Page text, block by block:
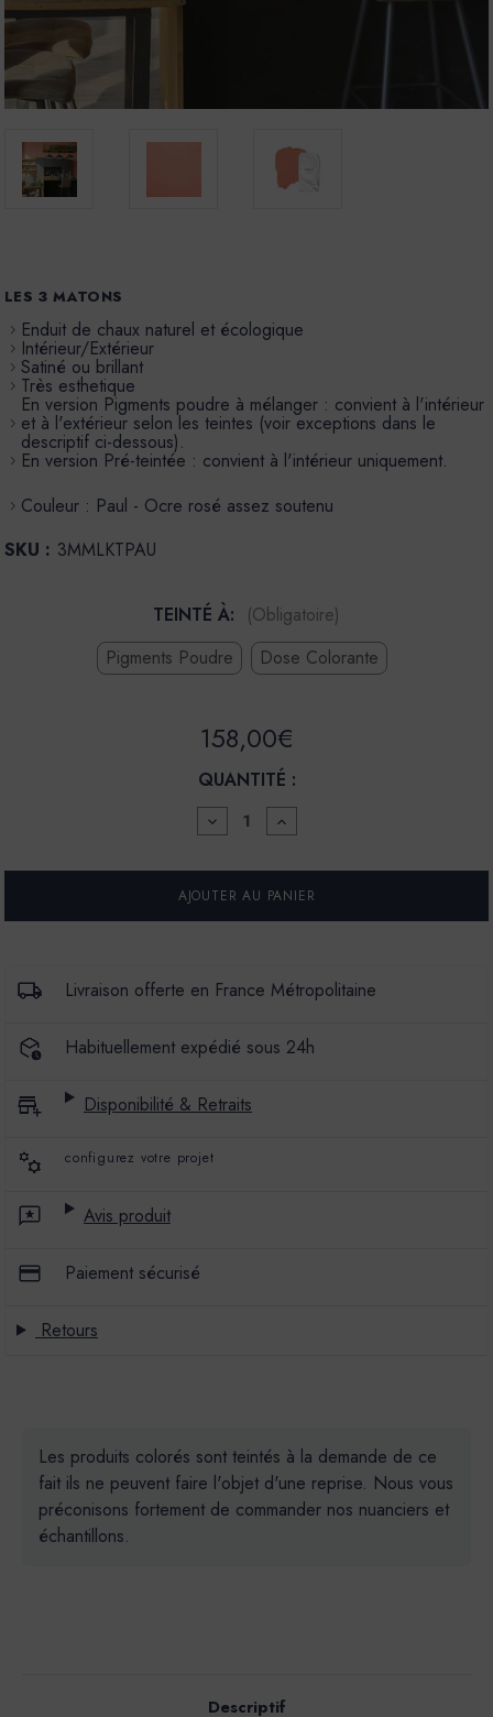
LES 3 MATONS
Enduit de chaux naturel et écologique
Intérieur/Extérieur
Satiné ou brillant
Très esthetique
En version Pigments poudre à mélanger : convient à l'intérieur
et à l'extérieur selon les teintes (voir exceptions dans le
descriptif ci-dessous).
En version Pré-teintée : convient à l'intérieur uniquement.
Couleur : Paul - Ocre rosé assez soutenu
SKU : 3MMLKTPAU
TEINTÉ À:
(Obligatoire)
Pigments Poudre
Dose Colorante
158,00€
QUANTITÉ :
DIMINUER
LA
POUR
ENDUIT
CHAUX
MARMOLAKT
-
AUGMENTER
LA
POUR
ENDUIT
CHAUX
MARMOLAKT
-
Livraison offerte en France Métropolitaine
Habituellement expédié sous 24h
Disponibilité & Retraits
configurez votre projet
Avis produit
Paiement sécurisé
Retours
Les produits colorés sont teintés à la demande de ce
fait ils ne peuvent faire l'objet d'une reprise. Nous vous
préconisons fortement de commander nos nuanciers et
échantillons.
Descriptif